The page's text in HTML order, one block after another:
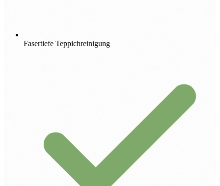
Fasertiefe Teppichreinigung